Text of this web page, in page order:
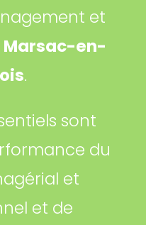
et
Marsac-en-
.
sont
du
et
et de